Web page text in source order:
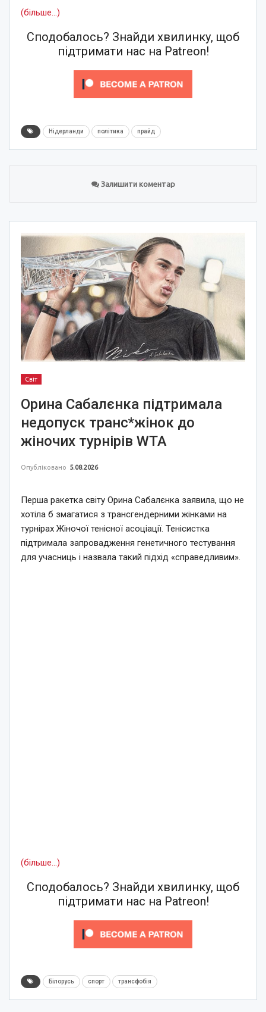
(більше…)
Сподобалось? Знайди хвилинку, щоб
підтримати нас на Patreon!
Нідерланди політика прайд
Залишити коментар
Світ
Орина Сабалєнка підтримала
недопуск транс*жінок до
жіночих турнірів WTA
Опубліковано 5.08.2026
Перша ракетка світу Орина Сабалєнка заявила, що не
хотіла б змагатися з трансгендерними жінками на
турнірах Жіночої тенісної асоціації. Тенісистка
підтримала запровадження генетичного тестування
для учасниць і назвала такий підхід «справедливим».
(більше…)
Сподобалось? Знайди хвилинку, щоб
підтримати нас на Patreon!
Білорусь спорт трансфобія